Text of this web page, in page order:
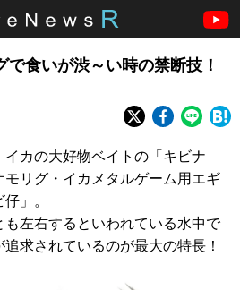
で食いが渋～い時の禁断技！
カの大好物ベイトの「キビナ
モリグ・イカメタルゲーム用エギ
」。
左右するといわれている水中で
求されているのが最大の特長！